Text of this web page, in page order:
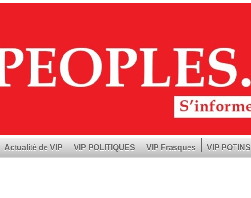
Actualité de VIP VIP POLITIQUES VIP Frasques VIP POTINS